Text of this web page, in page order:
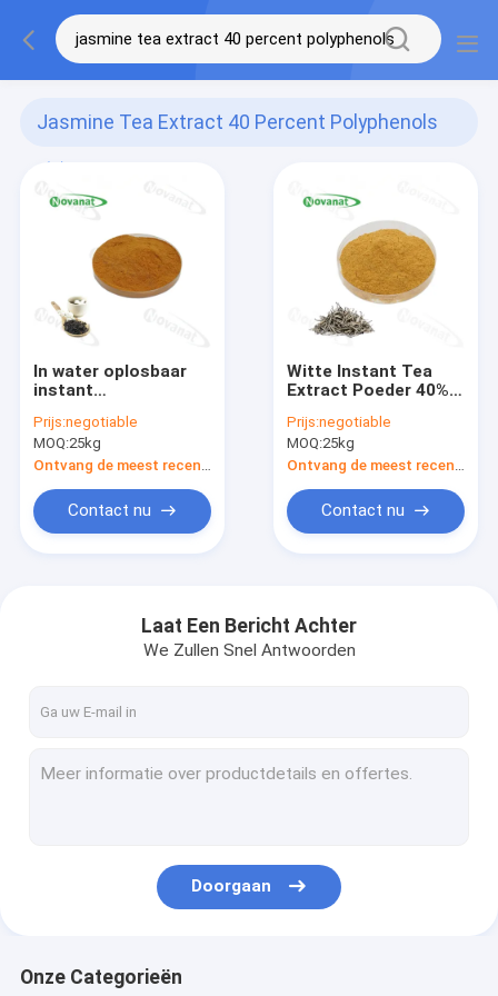
Jasmine Tea Extract 40 Percent Polyphenols
In water oplosbaar
instant
40% polyfenolen /
Clean Label
Prijs:negotiable
MOQ:25kg
Contact nu
Witte Instant Tea
Extract Poeder 40%
Voedingsdranken
Prijs:negotiable
MOQ:25kg
Contact nu
Laat Een Bericht Achter
We Zullen Snel Antwoorden
Doorgaan
Onze Categorieën